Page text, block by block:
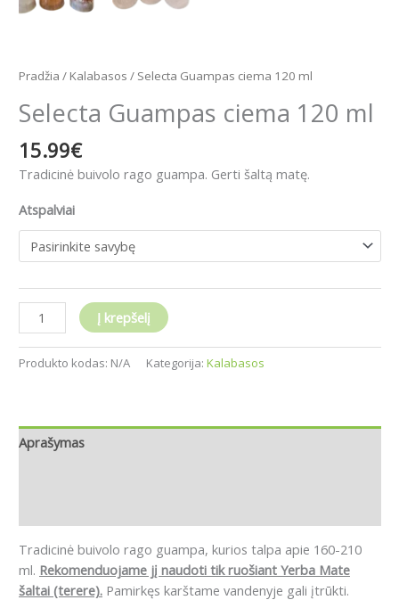
Pradžia / Kalabasos / Selecta Guampas ciema 120 ml
Selecta Guampas ciema 120 ml
15.99€
Tradicinė buivolo rago guampa. Gerti šaltą matę.
Atspalviai
Į krepšelį
Produkto kodas: N/A Kategorija: Kalabasos
Aprašymas
Tradicinė buivolo rago guampa, kurios talpa apie 160-210
ml. Rekomenduojame jį naudoti tik ruošiant Yerba Mate
šaltai (terere). Pamirkęs karštame vandenyje gali įtrūkti.